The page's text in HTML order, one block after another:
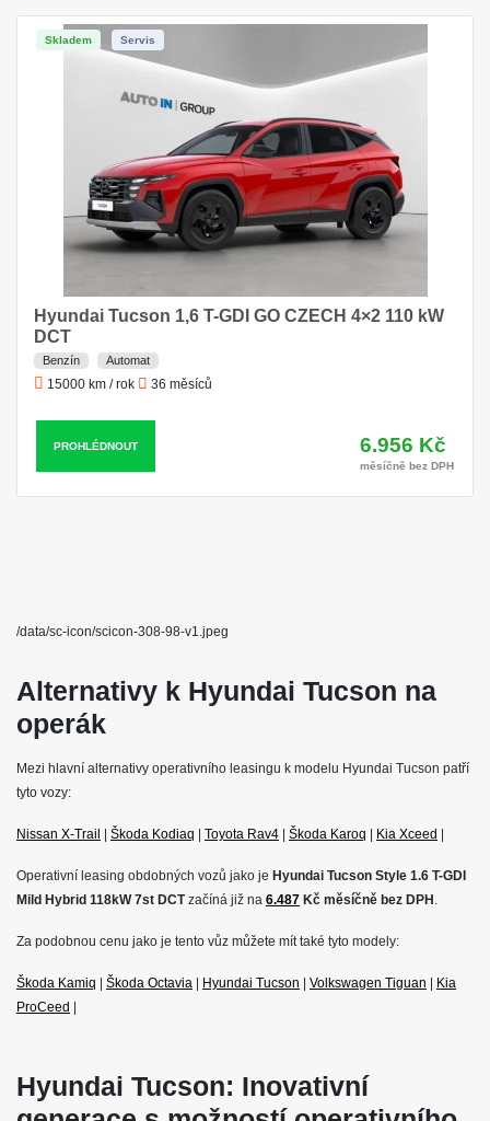
VÝBAVA:
Skladem Servis
Hyundai Tucson 1,6 T-GDI GO CZECH 4×2 110 kW
DCT
Benzín Automat
15000 km / rok 36 měsíců
PROHLÉDNOUT 6.956 Kč
měsíčně bez DPH
/data/sc-icon/scicon-308-98-v1.jpeg
Alternativy k Hyundai Tucson na
operák
Mezi hlavní alternativy operativního leasingu k modelu Hyundai Tucson patří
tyto vozy:
Nissan X-Trail Škoda Kodiaq Toyota Rav4 Škoda Karoq Kia Xceed
Operativní leasing obdobných vozů jako je Hyundai Tucson Style 1.6 T-GDI
Mild Hybrid 118kW 7st DCTzačíná již na 6.487 Kč měsíčně bez DPH .
Za podobnou cenu jako je tento vůz můžete mít také tyto modely:
Škoda Kamiq Škoda Octavia Hyundai Tucson Volkswagen Tiguan
Kia
ProCeed
Hyundai Tucson: Inovativní